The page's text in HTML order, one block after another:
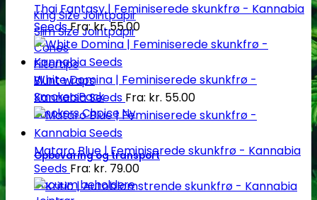
King Size Jointpapir
Slim Size Jointpapir
Cones
Filtertips
Blunt wraps
SmokersPack
Smokers Choice
Opbevaring og transport
Vacuum beholdere
Thai Fantasy | Feminiserede skunkfrø - Kannabia
SeedsFra:kr.55.00
White Domina | Feminiserede skunkfrø -
Kannabia Seeds Fra: kr. 55.00
Mataro Blue | Feminiserede skunkfrø - Kannabia
Seeds Fra: kr. 79.00